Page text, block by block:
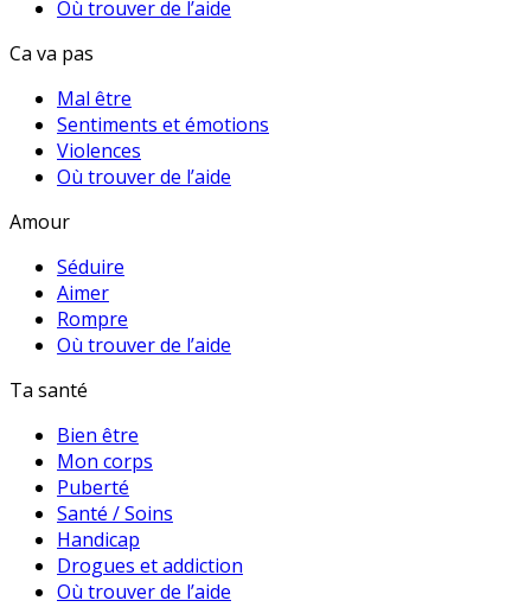
Où trouver de l’aide
Ca va pas
Mal être
Sentiments et émotions
Violences
Où trouver de l’aide
Amour
Séduire
Aimer
Rompre
Où trouver de l’aide
Ta santé
Bien être
Mon corps
Puberté
Santé / Soins
Handicap
Drogues et addiction
Où trouver de l’aide